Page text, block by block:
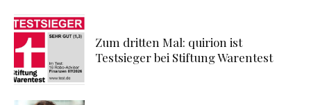
Zum dritten Mal: quirion ist
Testsieger bei Stiftung Warentest